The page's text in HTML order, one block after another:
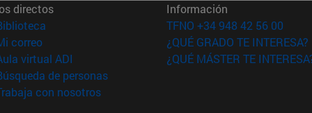
directos
(abre en nueva ventana)
correo(abre en nueva ventana)
virtual ADI (abre en nueva ventana)
de personas(abre en nueva ventana)
con nosotros(abre en nueva ventana)
Información
TFNO +34 948 42 56 00
¿QUÉ GRADO TE INTERESA?
¿QUÉ MÁSTER TE